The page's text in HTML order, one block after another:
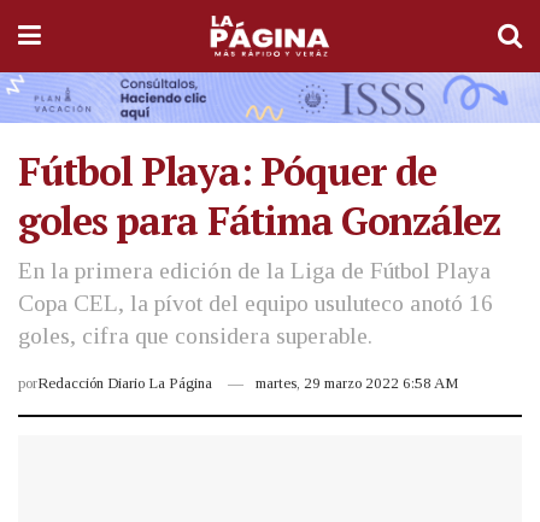
Fútbol Playa: Póquer de
goles para Fátima González
En la primera edición de la Liga de Fútbol Playa
Copa CEL, la pívot del equipo usuluteco anotó 16
goles, cifra que considera superable.
porRedacción Diario La Página martes, 29 marzo 2022 6:58 AM